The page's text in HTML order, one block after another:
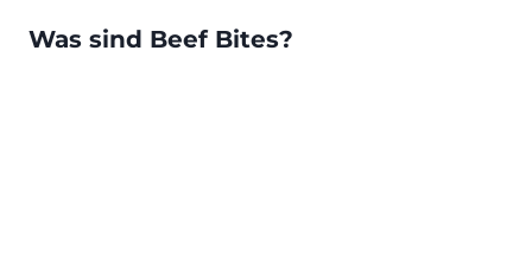
Was sind Beef Bites?